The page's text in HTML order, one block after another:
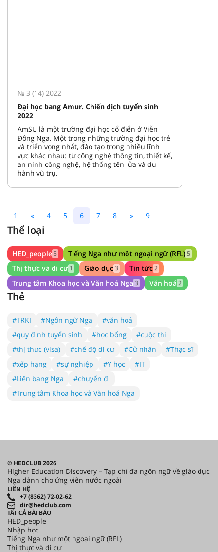
№ 3 (14) 2022
Đại học bang Amur. Chiến dịch tuyển sinh
2022
AmSU là một trường đại học cổ điển ở Viễn
Đông Nga. Một trong những trường đại học trẻ
và triển vọng nhất, đào tạo trong nhiều lĩnh
vực khác nhau: từ công nghệ thông tin, thiết kế,
an ninh công nghệ, hệ thống tên lửa và du
hành vũ trụ.
1 « 4 5 6 7 8 » 9
Thể loại
HED_people5 Tiếng Nga như một ngoại ngữ (RFL)5
Thị thực và di cư 1 Giáo dục3 Tin tức2
Trung tâm Khoa học và Văn hoá Nga 3 Văn hoá 2
Thẻ
#TRKI #Ngôn ngữ Nga
#văn hoá
#quy định tuyển sinh
#học bổng
#cuộc thi
#thị thực (visa)
#chế độ di cư #Cử nhân
#Thạc sĩ
#xếp hạng
#sự nghiệp #Y học
#IT
#Liên bang Nga
#chuyến đi
#Trung tâm Khoa học và Văn hoá Nga
© HEDCLUB 2026
Higher Education Discovery – Tạp chí đa ngôn ngữ về giáo dục
Nga dành cho ứng viên nước ngoài
LIÊN HỆ
+7 (8362) 72-02-62
dir@hedclub.com
TẤT CẢ BÀI BÁO
HED_people
Nhập học
Tiếng Nga như một ngoại ngữ (RFL)
Thị thực và di cư